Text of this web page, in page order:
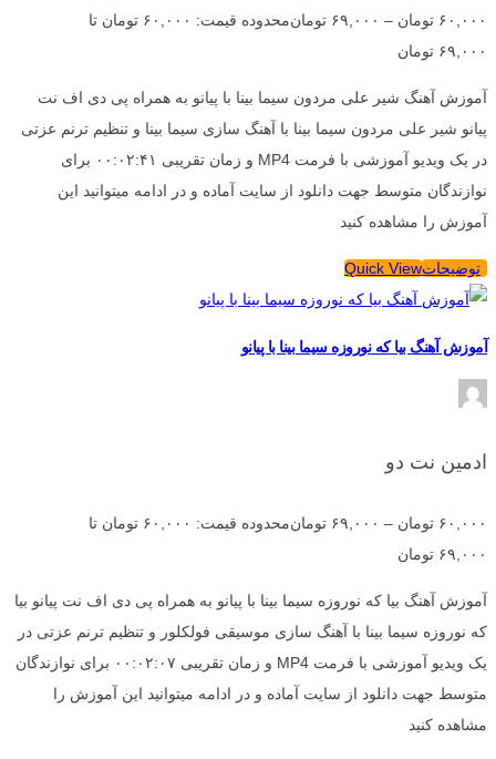
۶۰,۰۰۰ تومان – ۶۹,۰۰۰ تومان
محدوده قیمت: ۶۰,۰۰۰ تومان تا
۶۹,۰۰۰ تومان
آموزش آهنگ شیر علی مردون سیما بینا با پیانو به همراه پی دی اف نت
پیانو شیر علی مردون سیما بینا با آهنگ سازی سیما بینا و تنظیم ترنم عزتی
در یک ویدیو آموزشی با فرمت MP4 و زمان تقریبی ۰۰:۰۲:۴۱ برای
نوازندگان متوسط جهت دانلود از سایت آماده و در ادامه میتوانید این
آموزش را مشاهده کنید
توضیحاتQuick View
آموزش آهنگ بیا که نوروزه سیما بینا با پیانو
ادمین نت دو
۶۰,۰۰۰ تومان – ۶۹,۰۰۰ تومان
محدوده قیمت: ۶۰,۰۰۰ تومان تا
۶۹,۰۰۰ تومان
آموزش آهنگ بیا که نوروزه سیما بینا با پیانو به همراه پی دی اف نت پیانو بیا
که نوروزه سیما بینا با آهنگ سازی موسیقی فولکلور و تنظیم ترنم عزتی در
یک ویدیو آموزشی با فرمت MP4 و زمان تقریبی ۰۰:۰۲:۰۷ برای نوازندگان
متوسط جهت دانلود از سایت آماده و در ادامه میتوانید این آموزش را
مشاهده کنید